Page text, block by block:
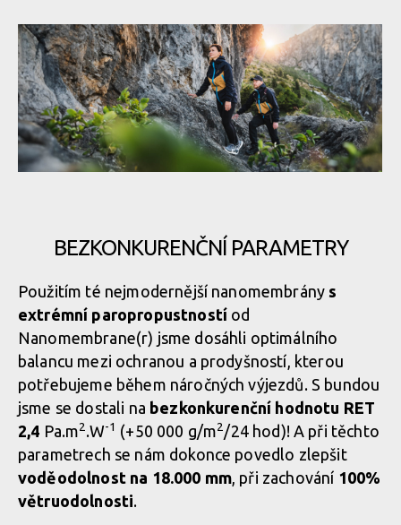
Nová funkční bunda BC NANO PRO LIGHT - spolehlivý parťák
pro každého bikera
Nová funkční bunda BC NANO PRO LIGHT - spolehlivý parťák
pro každého bikera
Nová funkční bunda BC NANO PRO LIGHT - spolehlivý parťák
pro každého bikera
BEZKONKURENČNÍ PARAMETRY
Použitím té nejmodernější nanomembrány s
extrémní paropropustností od
Nanomembrane(r) jsme dosáhli optimálního
balancu mezi ochranou a prodyšností, kterou
potřebujeme během náročných výjezdů. S bundou
jsme se dostali na bezkonkurenční hodnotu RET
2,4 Pa.m2.W-1 (+50 000 g/m2/24 hod)! A při těchto
parametrech se nám dokonce povedlo zlepšit
voděodolnost na 18.000 mm, při zachování 100%
větruodolnosti.